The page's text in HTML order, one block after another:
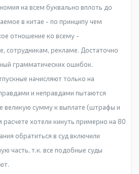
на всем буквально вплоть до
в китае - по принципу чем
отношение ко всему -
сотрудникам, рекламе. Достаточно
грамматических ошибок.
начисляют только на
и неправдами пытаются
великую сумму к выплате (штрафы и
расчете хотели кинуть примерно на 80
обратиться в суд включили
часть, т.к. все подобные суды